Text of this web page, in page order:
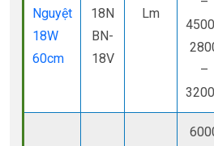
Nguyệt
18W
60cm
18N
BN-
18V
Lm
–